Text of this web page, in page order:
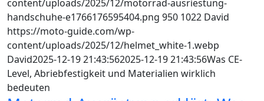
content/uploads/2025/12/motorrad-ausriestung-
handschuhe-e1766176595404.png 950 1022 David
https://moto-guide.com/wp-
content/uploads/2025/12/helmet_white-1.webp
David2025-12-19 21:43:562025-12-19 21:43:56Was CE-
Level, Abriebfestigkeit und Materialien wirklich
bedeuten